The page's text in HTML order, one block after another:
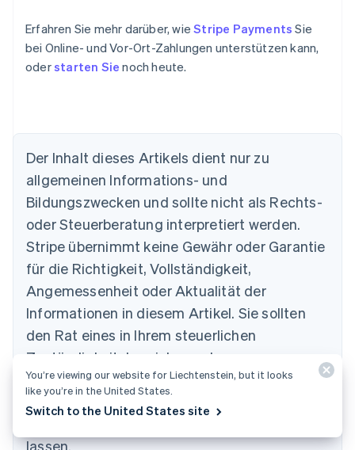
Erfahren Sie mehr darüber, wieStripe Payments Sie
bei Online- und Vor-Ort-Zahlungen unterstützen kann,
oderstarten Sie noch heute.
Der Inhalt dieses Artikels dient nur zu
allgemeinen Informations- und
Bildungszwecken und sollte nicht als Rechts-
oder Steuerberatung interpretiert werden.
Stripe übernimmt keine Gewähr oder Garantie
für die Richtigkeit, Vollständigkeit,
Angemessenheit oder Aktualität der
Informationen in diesem Artikel. Sie sollten
den Rat eines in Ihrem steuerlichen
Zuständigkeitsbereich zugelassenen
kompetenten Rechtsbeistands oder von einer
Steuerberatungsstelle einholen und sich
lassen.
Australien
English
Nederlands FrançaisDeutschEnglish
Brasilien
English
Bulgarien
English
Dänemark
DeutschEnglish
Estland
English
简体中文English
You’re viewing our website for Liechtenstein, but it looks
like you’re in the United States.
Switch to the United States site